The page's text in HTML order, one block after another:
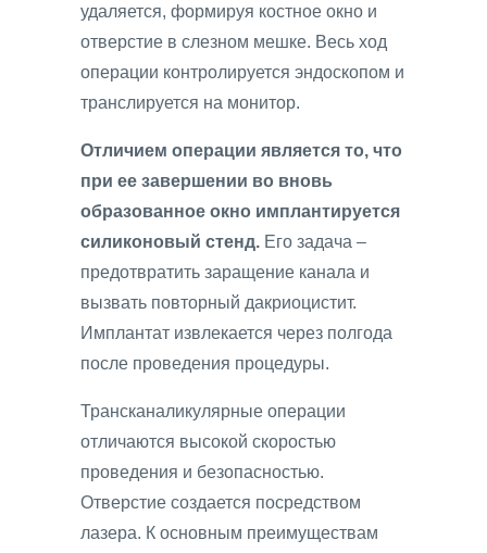
удаляется, формируя костное окно и
отверстие в слезном мешке. Весь ход
операции контролируется эндоскопом и
транслируется на монитор.
Отличием операции является то, что
при ее завершении во вновь
образованное окно имплантируется
силиконовый стенд. Его задача –
предотвратить заращение канала и
вызвать повторный дакриоцистит.
Имплантат извлекается через полгода
после проведения процедуры.
Трансканаликулярные операции
отличаются высокой скоростью
проведения и безопасностью.
Отверстие создается посредством
лазера. К основным преимуществам